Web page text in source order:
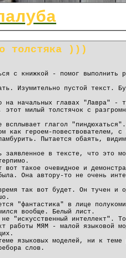
толстяка )))
с книжкой - помог выполнить
Изумительно пустой текст.
на начальных главах "Лавра" -
этот милый толстячок с
глагол
как героем-повествователем,
Пытается обаять,
заявленное в тексте, что это
такое очевидное и
Она автору-то не очень
так вот будет. Он тучен и
"фантастика" в лице
вообще. Белый лист.
"искусственный интеллект".
работы МЯМ - малой языковой
языковых моделей, ни к теме
слов.